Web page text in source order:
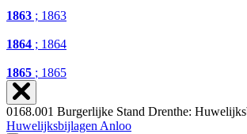
1863 ; 1863
1864 ; 1864
1865 ; 1865
0168.001 Burgerlijke Stand Drenthe:
Huwelijksbijlagen Anloo